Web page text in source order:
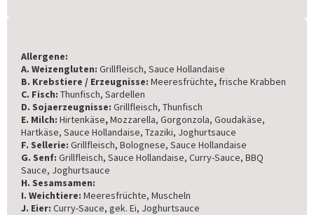
Allergene:
A. Weizengluten: Grillfleisch, Sauce Hollandaise
B. Krebstiere / Erzeugnisse: Meeresfrüchte, frische Krabben
C. Fisch: Thunfisch, Sardellen
D. Sojaerzeugnisse: Grillfleisch, Thunfisch
E. Milch: Hirtenkäse,Mozzarella, Gorgonzola, Goudakäse,
Hartkäse, Sauce Hollandaise, Tzaziki, Joghurtsauce
F. Sellerie: Grillfleisch, Bolognese, Sauce Hollandaise
G. Senf: Grillfleisch, Sauce Hollandaise, Curry-Sauce, BBQ
Sauce, Joghurtsauce
H. Sesamsamen:
I. Weichtiere: Meeresfrüchte, Muscheln
J. Eier: Curry-Sauce, gek. Ei, Joghurtsauce